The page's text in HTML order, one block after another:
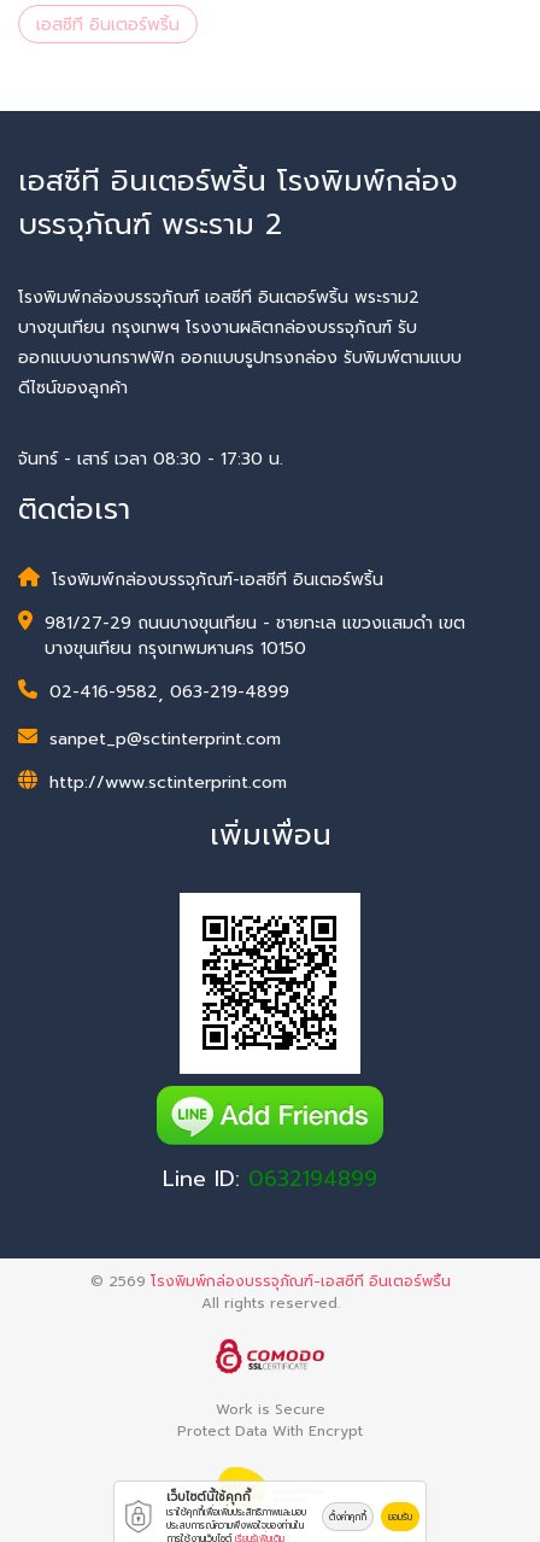
เอสซีที อินเตอร์พริ้น
เอสซีที อินเตอร์พริ้น โรงพิมพ์กล่อง
บรรจุภัณฑ์ พระราม 2
โรงพิมพ์กล่องบรรจุภัณฑ์ เอสซีที อินเตอร์พริ้น พระราม2
บางขุนเทียน กรุงเทพฯ โรงงานผลิตกล่องบรรจุภัณฑ์ รับ
ออกแบบงานกราฟฟิก ออกแบบรูปทรงกล่อง รับพิมพ์ตามแบบ
ดีไซน์ของลูกค้า
จันทร์ - เสาร์ เวลา 08:30 - 17:30 น.
ติดต่อเรา
โรงพิมพ์กล่องบรรจุภัณฑ์-เอสซีที อินเตอร์พริ้น
981/27-29 ถนนบางขุนเทียน - ชายทะเล แขวงแสมดำ เขต
บางขุนเทียน กรุงเทพมหานคร 10150
02-416-9582, 063-219-4899
sanpet_p@sctinterprint.com
http://www.sctinterprint.com
เพิ่มเพื่อน
Line ID: 0632194899
© 2569 โรงพิมพ์กล่องบรรจุภัณฑ์-เอสซีที อินเตอร์พริ้น
All rights reserved.
Work is Secure
Protect Data With Encrypt
เว็บไซต์นี้ใช้คุกกี้
เราใช้คุกกี้เพื่อเพิ่มประสิทธิภาพและมอบ
ประสบการณ์ความพึงพอใจของท่านใน
การใช้งานเว็บไซต์เรียนรู้เพิ่มเติม
ตั้งค่าคุกกี้ ยอมรับ